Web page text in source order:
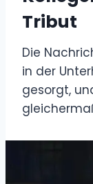
Tribut
Die
in der
gesorgt,